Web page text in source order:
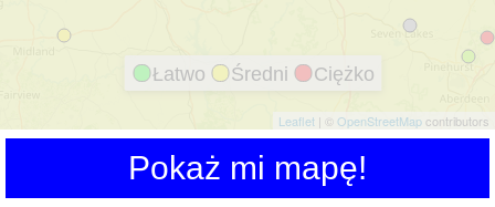
Łatwo Średni Ciężko
Leaflet | © OpenStreetMapcontributors
Pokaż mi mapę!